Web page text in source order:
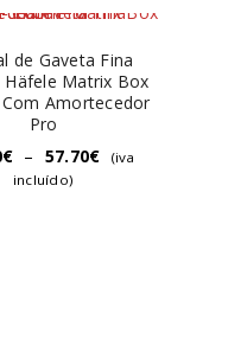
de Gaveta Fina
Matrix Box
Amortecedor
Pro
€ – 57.70€
(iva
incluído)